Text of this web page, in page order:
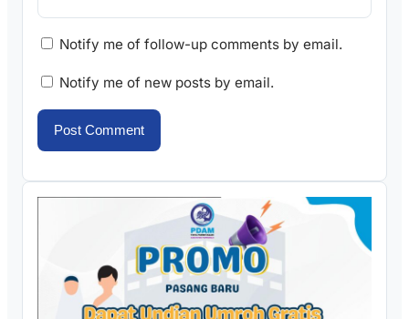
Notify me of follow-up comments by email.
Notify me of new posts by email.